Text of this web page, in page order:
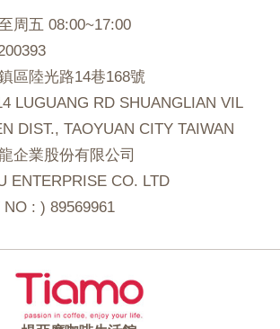
周五 08:00~17:00
區陸光路14巷168號
LUGUANG RD SHUANGLIAN VIL
DIST., TAOYUAN CITY TAIWAN
企業股份有限公司
ENTERPRISE CO. LTD
: ) 89569961